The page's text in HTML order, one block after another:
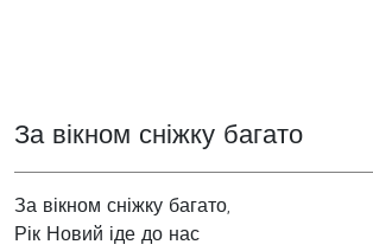
За вікном сніжку багато
За вікном сніжку багато,
Рік Новий іде до нас